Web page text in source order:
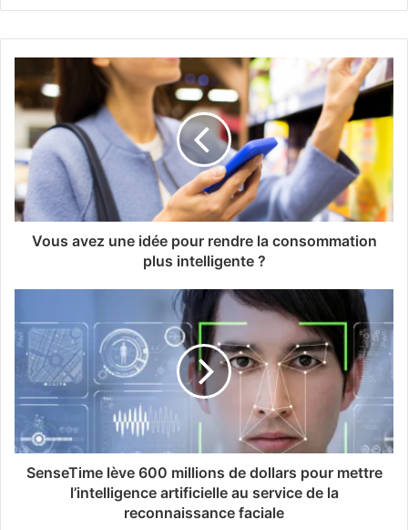
Vous avez une idée pour rendre la consommation
plus intelligente ?
SenseTime lève 600 millions de dollars pour mettre
l’intelligence artificielle au service de la
reconnaissance faciale